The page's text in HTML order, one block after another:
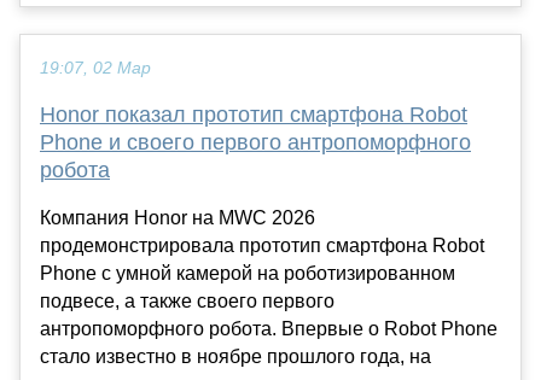
19:07, 02 Мар
Honor показал прототип смартфона Robot
Phone и своего первого антропоморфного
робота
Компания Honor на MWC 2026
продемонстрировала прототип смартфона Robot
Phone с умной камерой на роботизированном
подвесе, а также своего первого
антропоморфного робота. Впервые о Robot Phone
стало известно в ноябре прошлого года, на